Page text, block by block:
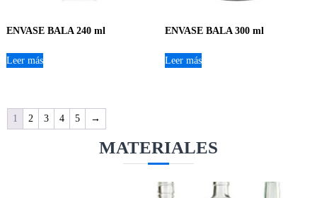
ENVASE BALA 240 ml
Leer más
ENVASE BALA 300 ml
Leer más
1 2 3 4 5 →
MATERIALES